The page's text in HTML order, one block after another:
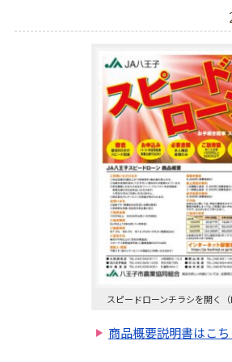
スピードローンチラシを開く（
商品概要説明書はこち